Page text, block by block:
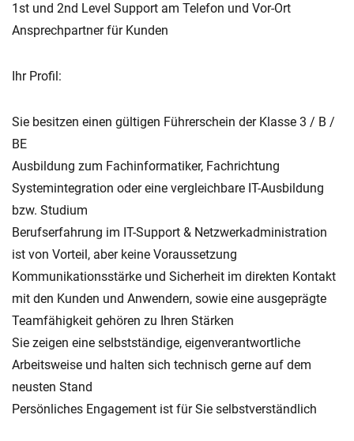
1st und 2nd Level Support am Telefon und Vor-Ort
Ansprechpartner für Kunden
Ihr Profil:
Sie besitzen einen gültigen Führerschein der Klasse 3 / B /
BE
Ausbildung zum Fachinformatiker, Fachrichtung
Systemintegration oder eine vergleichbare IT-Ausbildung
bzw. Studium
Berufserfahrung im IT-Support & Netzwerkadministration
ist von Vorteil, aber keine Voraussetzung
Kommunikationsstärke und Sicherheit im direkten Kontakt
mit den Kunden und Anwendern, sowie eine ausgeprägte
Teamfähigkeit gehören zu Ihren Stärken
Sie zeigen eine selbstständige, eigenverantwortliche
Arbeitsweise und halten sich technisch gerne auf dem
neusten Stand
Persönliches Engagement ist für Sie selbstverständlich